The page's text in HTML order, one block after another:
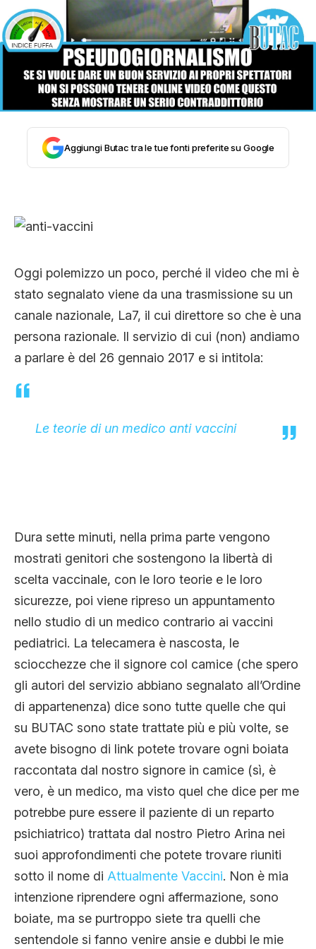
STORIA E CITAZIONI
INTRATTENIMENTO
COMPLOTTI, LEGGENDE URBANE ED
EVERGREEN
EDITORIALI
TRUFFE E SOCIAL NETWORK
CLIMA ED ENERGIA
CONTATTI
CHI SIAMO
Aggiungi Butac tra le tue fonti preferite su Google
Oggi polemizzo un poco, perché il video che mi è
stato segnalato viene da una trasmissione su un
canale nazionale, La7, il cui direttore so che è una
persona razionale. Il servizio di cui (non) andiamo
a parlare è del 26 gennaio 2017 e si intitola:
Le teorie di un medico anti vaccini
Dura sette minuti, nella prima parte vengono
mostrati genitori che sostengono la libertà di
scelta vaccinale, con le loro teorie e le loro
sicurezze, poi viene ripreso un appuntamento
nello studio di un medico contrario ai vaccini
pediatrici. La telecamera è nascosta, le
sciocchezze che il signore col camice (che spero
gli autori del servizio abbiano segnalato all’Ordine
di appartenenza) dice sono tutte quelle che qui
su BUTAC sono state trattate più e più volte, se
avete bisogno di link potete trovare ogni boiata
raccontata dal nostro signore in camice (sì, è
vero, è un medico, ma visto quel che dice per me
potrebbe pure essere il paziente di un reparto
psichiatrico) trattata dal nostro Pietro Arina nei
suoi approfondimenti che potete trovare riuniti
sotto il nome di Attualmente Vaccini. Non è mia
intenzione riprendere ogni affermazione, sono
boiate, ma se purtroppo siete tra quelli che
sentendole si fanno venire ansie e dubbi le mie